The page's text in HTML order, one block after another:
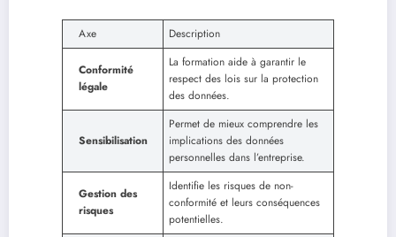
Axe Description
Conformité
légale
La formation aide à garantir le
respect des lois sur la protection
des données.
Sensibilisation
Permet de mieux comprendre les
implications des données
personnelles dans l’entreprise.
Gestion des
risques
Identifie les risques de non-
conformité et leurs conséquences
potentielles.